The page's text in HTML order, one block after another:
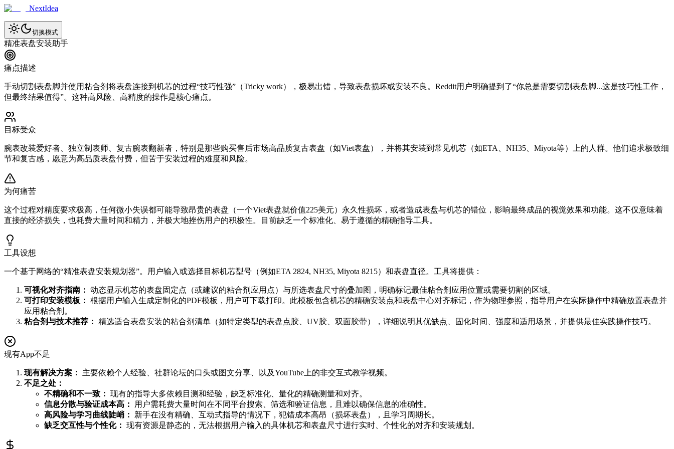
NextIdea
切换模式
精准表盘安装助手
痛点描述
手动切割表盘脚并使用粘合剂将表盘连接到机芯的过程“技巧性强”（Tricky work），极易出错，导致表盘损坏或安装不良。Reddit用户明确提到了“你总是需要切割表盘脚...这是技巧性工作，
但最终结果值得”。这种高风险、高精度的操作是核心痛点。
目标受众
腕表改装爱好者、独立制表师、复古腕表翻新者，特别是那些购买售后市场高品质复古表盘（如Viet表盘），并将其安装到常见机芯（如ETA、NH35、Miyota等）上的人群。他们追求极致细
节和复古感，愿意为高品质表盘付费，但苦于安装过程的难度和风险。
为何痛苦
这个过程对精度要求极高，任何微小失误都可能导致昂贵的表盘（一个Viet表盘就价值225美元）永久性损坏，或者造成表盘与机芯的错位，影响最终成品的视觉效果和功能。这不仅意味着
直接的经济损失，也耗费大量时间和精力，并极大地挫伤用户的积极性。目前缺乏一个标准化、易于遵循的精确指导工具。
工具设想
一个基于网络的“精准表盘安装规划器”。用户输入或选择目标机芯型号（例如ETA 2824, NH35, Miyota 8215）和表盘直径。工具将提供：
可视化对齐指南： 动态显示机芯的表盘固定点（或建议的粘合剂应用点）与所选表盘尺寸的叠加图，明确标记最佳粘合剂应用位置或需要切割的区域。
可打印安装模板： 根据用户输入生成定制化的PDF模板，用户可下载打印。此模板包含机芯的精确安装点和表盘中心对齐标记，作为物理参照，指导用户在实际操作中精确放置表盘并
应用粘合剂。
粘合剂与技术推荐： 精选适合表盘安装的粘合剂清单（如特定类型的表盘点胶、UV胶、双面胶带），详细说明其优缺点、固化时间、强度和适用场景，并提供最佳实践操作技巧。
现有App不足
现有解决方案：
主要依赖个人经验、社群论坛的口头或图文分享、以及YouTube上的非交互式教学视频。
不足之处：
不精确和不一致： 现有的指导大多依赖目测和经验，缺乏标准化、量化的精确测量和对齐。
信息分散与验证成本高：
用户需耗费大量时间在不同平台搜索、筛选和验证信息，且难以确保信息的准确性。
高风险与学习曲线陡峭：
新手在没有精确、互动式指导的情况下，犯错成本高昂（损坏表盘），且学习周期长。
缺乏交互性与个性化： 现有资源是静态的，无法根据用户输入的具体机芯和表盘尺寸进行实时、个性化的对齐和安装规划。